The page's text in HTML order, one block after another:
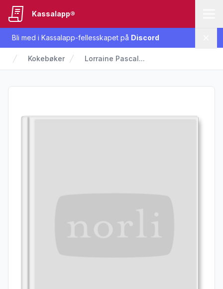
Bli med i Kassalapp-fellesskapet på Discord
Kassalapp®
Kokebøker Lorraine Pascal...